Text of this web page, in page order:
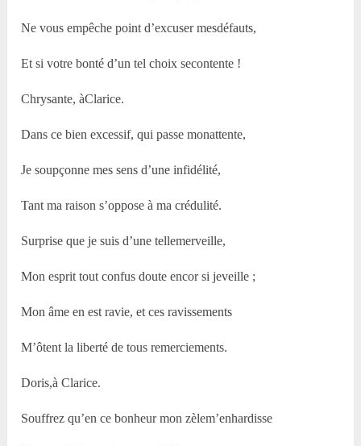
Ne vous empêche point d’excuser mesdéfauts,
Et si votre bonté d’un tel choix secontente !
Chrysante, àClarice.
Dans ce bien excessif, qui passe monattente,
Je soupçonne mes sens d’une infidélité,
Tant ma raison s’oppose à ma crédulité.
Surprise que je suis d’une tellemerveille,
Mon esprit tout confus doute encor si jeveille ;
Mon âme en est ravie, et ces ravissements
M’ôtent la liberté de tous remerciements.
Doris,à Clarice.
Souffrez qu’en ce bonheur mon zèlem’enhardisse